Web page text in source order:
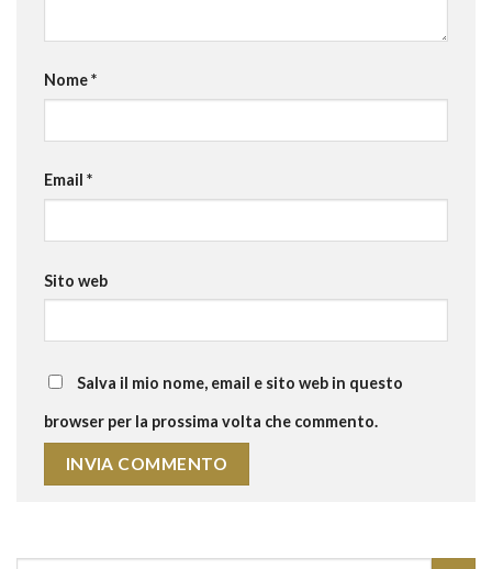
Nome*
Email *
Sito web
Salva il mio nome, email e sito web in questo
browser per la prossima volta che commento.